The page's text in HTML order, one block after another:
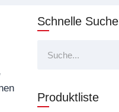
Schnelle Suche
Suche
Produktliste